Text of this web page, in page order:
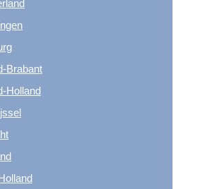
Brabant
Holland